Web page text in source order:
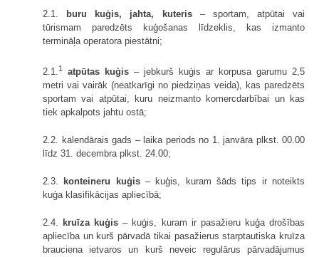
2.1. buru kuģis, jahta, kuteris– sportam, atpūtai vai
tūrismam paredzēts kuģošanas līdzeklis, kas izmanto
termināļa operatora piestātni;
2.1.1 atpūtas kuģis – jebkurš kuģis ar korpusa garumu 2,5
metri vai vairāk (neatkarīgi no piedziņas veida), kas paredzēts
sportam vai atpūtai, kuru neizmanto komercdarbībai un kas
tiek apkalpots jahtu ostā;
2.2. kalendārais gads – laika periods no 1. janvāra plkst. 00.00
līdz 31. decembra plkst. 24.00;
2.3. konteineru kuģis– kuģis, kuram šāds tips ir noteikts
kuģa klasifikācijas apliecībā;
2.4. kruīza kuģis – kuģis, kuram ir pasažieru kuģa drošības
apliecība un kurš pārvadā tikai pasažierus starptautiska kruīza
brauciena ietvaros un kurš neveic regulārus pārvadājumus